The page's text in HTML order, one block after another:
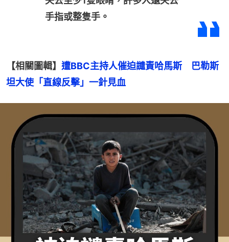
手指或整隻手。
【相關圖輯】 遭BBC主持人催迫譴責哈馬斯　巴勒斯
坦大使「直線反擊」一針見血